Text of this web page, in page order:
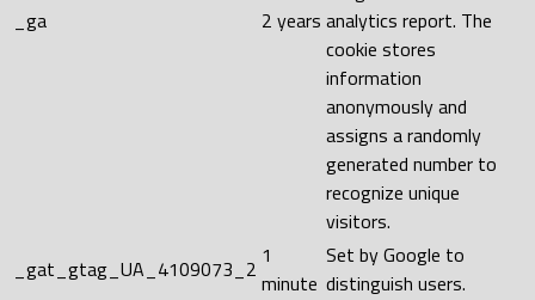
_ga 2 years analytics report. The
cookie stores
information
anonymously and
assigns a randomly
generated number to
recognize unique
visitors.
_gat_gtag_UA_4109073_2 1
minute
Set by Google to
distinguish users.